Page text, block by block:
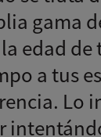
gama
edad
a tus
Lo